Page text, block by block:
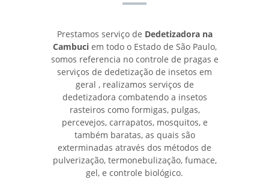
Prestamos serviço de Dedetizadora na
Cambuciem todo o Estado de São Paulo,
somos referencia no controle de pragas e
serviços de dedetização de insetos em
geral , realizamos serviços de
dedetizadora combatendo a insetos
rasteiros como formigas, pulgas,
percevejos, carrapatos, mosquitos, e
também baratas, as quais são
exterminadas através dos métodos de
pulverização, termonebulização, fumace,
gel, e controle biológico.